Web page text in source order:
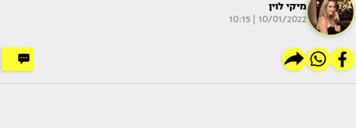
מיקי לוין
10/01/2022 | 10:15